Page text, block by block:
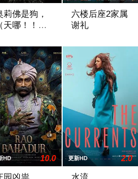
毒王廖爷将携600余公斤毒品来云交
莉佛是狗，
（天哪！！）
六楼后座2家属
谢礼
HD 10.0 更新HD 2.0